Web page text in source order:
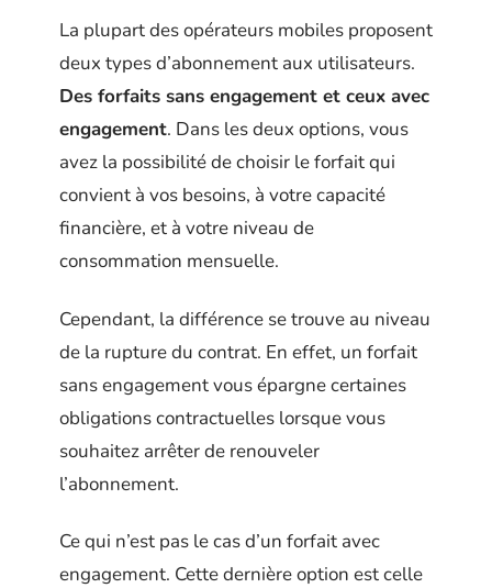
La plupart des opérateurs mobiles proposent
deux types d’abonnement aux utilisateurs.
Des forfaits sans engagement et ceux avec
engagement. Dans les deux options, vous
avez la possibilité de choisir le forfait qui
convient à vos besoins, à votre capacité
financière, et à votre niveau de
consommation mensuelle.
Cependant, la différence se trouve au niveau
de la rupture du contrat. En effet, un forfait
sans engagement vous épargne certaines
obligations contractuelles lorsque vous
souhaitez arrêter de renouveler
l’abonnement.
Ce qui n’est pas le cas d’un forfait avec
engagement. Cette dernière option est celle